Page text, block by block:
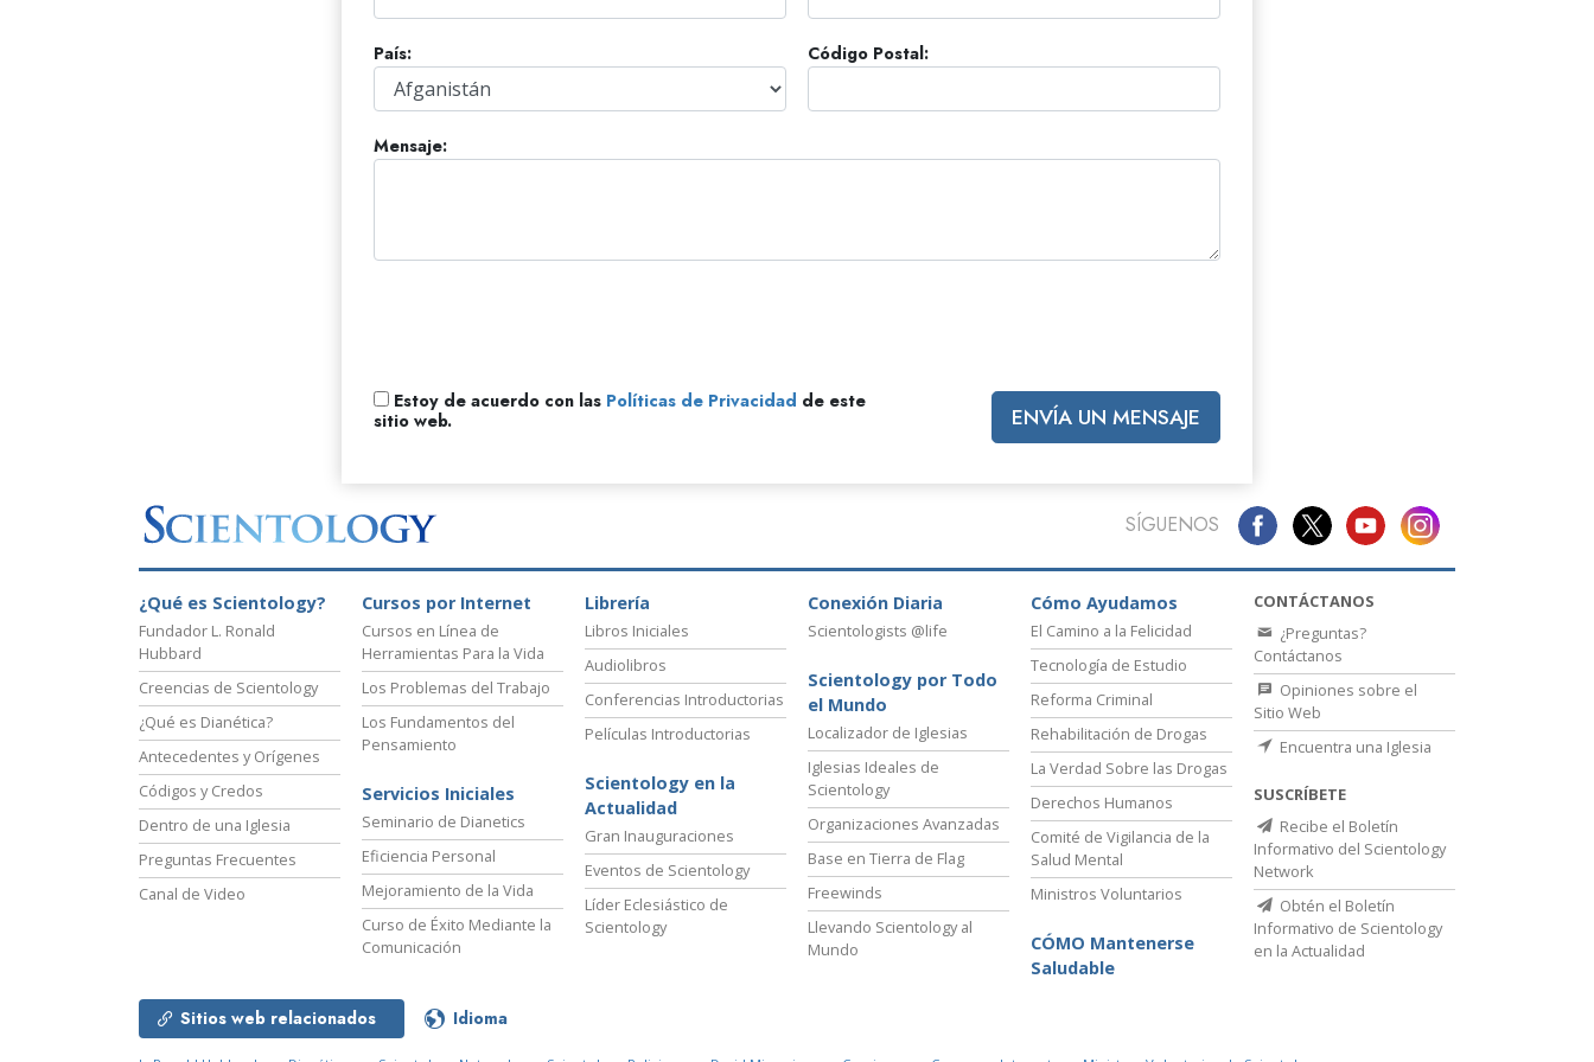
Amor y Odio: ¿Qué es Grandeza?
Los Niños
La Ética y las
Públicas
Objetivos y Metas
La Tecnología de Estudio
La Comunicación
País: Código Postal:
Mensaje:
Estoy de acuerdo con las Políticas de Privacidad de este
sitio web.
ENVÍA UN MENSAJE
SÍGUENOS
¿Qué es Scientology?
Fundador L. Ronald
Hubbard
Creencias de Scientology
¿Qué es Dianética?
Antecedentes y Orígenes
Códigos y Credos
Dentro de una Iglesia
Preguntas Frecuentes
Canal de Video
Cursos por Internet
Cursos en Línea de
Herramientas Para la Vida
Los Problemas del Trabajo
Los Fundamentos del
Pensamiento
Servicios Iniciales
Seminario de Dianetics
Eficiencia Personal
Mejoramiento de la Vida
Curso de Éxito Mediante la
Comunicación
Librería
Libros Iniciales
Audiolibros
Conferencias Introductorias
Películas Introductorias
Scientology en la
Actualidad
Gran Inauguraciones
Eventos de Scientology
Líder Eclesiástico de
Scientology
Conexión Diaria
Scientologists @life
Scientology por Todo
el Mundo
Localizador de Iglesias
Iglesias Ideales de
Scientology
Organizaciones Avanzadas
Base en Tierra de Flag
Freewinds
Llevando Scientology al
Mundo
Cómo Ayudamos
El Camino a la Felicidad
Tecnología de Estudio
Reforma Criminal
Rehabilitación de Drogas
La Verdad Sobre las Drogas
Derechos Humanos
Comité de Vigilancia de la
Salud Mental
Ministros Voluntarios
CÓMO Mantenerse
Saludable
CONTÁCTANOS
¿Preguntas?
Contáctanos
Opiniones sobre el
Sitio Web
Encuentra una Iglesia
SUSCRÍBETE
Recibe el Boletín
Informativo del Scientology
Network
Obtén el Boletín
Informativo de Scientology
en la Actualidad
Sitios web relacionados Idioma